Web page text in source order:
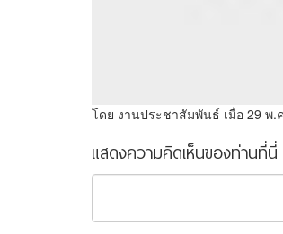
โดย งานประชาสัมพันธ์ เมื่อ 29 พ.
แสดงความคิดเห็นของท่านที่นี่